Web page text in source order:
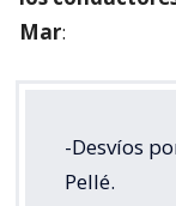
Mar:
-Desvíos
Pellé.